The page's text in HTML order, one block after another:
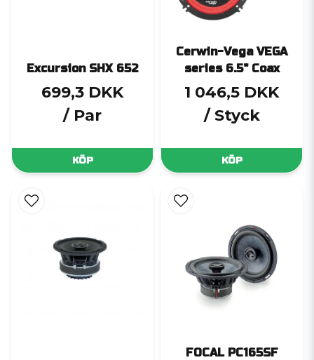
Excursion SHX 652
699,3 DKK
/ Par
KÖP
Cerwin-Vega VEGA
series 6.5" Coax
1 046,5 DKK
/ Styck
KÖP
FOCAL PC165SF